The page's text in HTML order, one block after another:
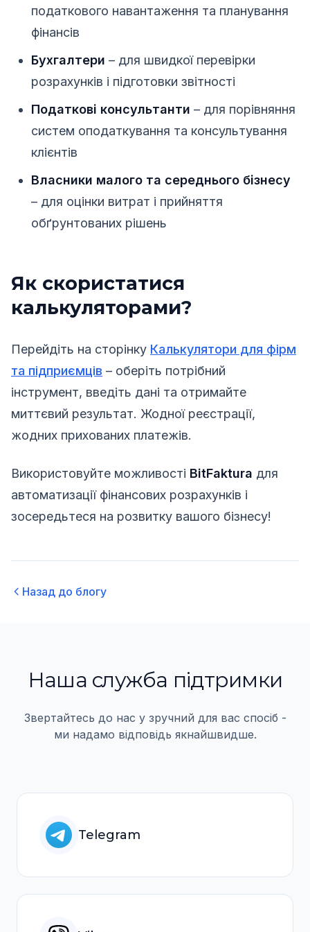
податкового навантаження та планування
фінансів
Бухгалтери – для швидкої перевірки
розрахунків і підготовки звітності
Податкові консультанти – для порівняння
систем оподаткування та консультування
клієнтів
Власники малого та середнього бізнесу
– для оцінки витрат і прийняття
обґрунтованих рішень
Як скористатися
калькуляторами?
Перейдіть на сторінку Калькулятори для фірм
та підприємців – оберіть потрібний
інструмент, введіть дані та отримайте
миттєвий результат. Жодної реєстрації,
жодних прихованих платежів.
Використовуйте можливості BitFaktura для
автоматизації фінансових розрахунків і
зосередьтеся на розвитку вашого бізнесу!
Назад до блогу
Наша служба пiдтримки
Звертайтесь до нас у зручний для вас спосiб -
ми надамо вiдповiдь якнайшвидше.
Telegram